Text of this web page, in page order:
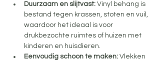
Duurzaam en slijtvast: Vinyl behang is
bestand tegen krassen, stoten en vuil,
waardoor het ideaal is voor
drukbezochte ruimtes of huizen met
kinderen en huisdieren.
Eenvoudig schoon te maken: Vlekken